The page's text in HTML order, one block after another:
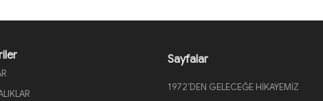
Sayfalar
1972’DEN GELECEĞE HİKAYEMİZ